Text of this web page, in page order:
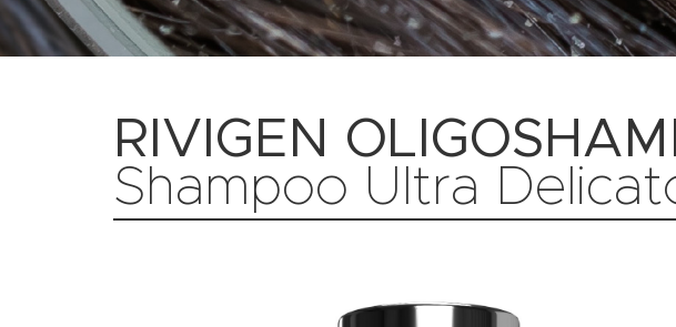
RIVIGEN
Shampoo Ultra